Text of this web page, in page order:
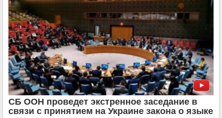
СБ ООН проведет экстренное заседание в
связи с принятием на Украине закона о языке